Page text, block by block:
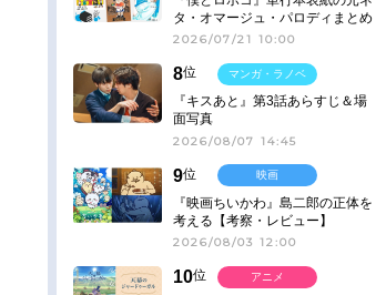
タ・オマージュ・パロディまとめ
2026/07/21 10:00
8位
『キスあと』第3話あらすじ＆場
面写真
2026/08/07 14:45
マンガ・ラノベ
9位
『映画ちいかわ』島二郎の正体を
考える【考察・レビュー】
2026/08/03 12:00
映画
10位
アニメ